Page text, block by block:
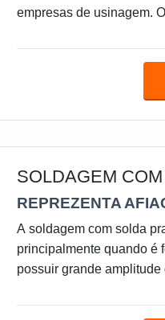
empresas de usinagem.
exemplo, são típicos
de passagem.Benefícios
SOLDAGEM
REPREZENTA
A soldagem com solda
principalmente quando é
possuir grande
usinagem, permitindo a